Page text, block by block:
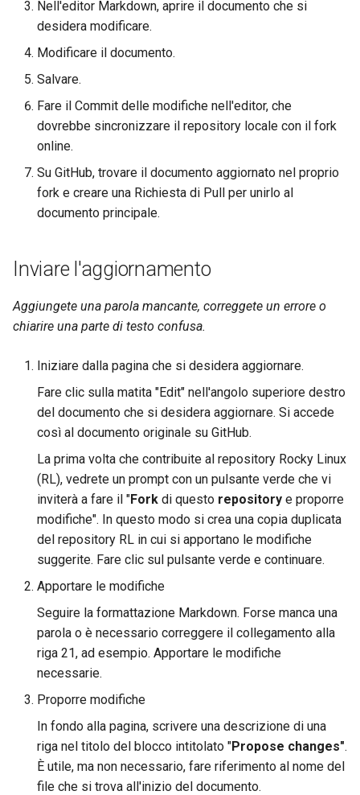
Nell'editor Markdown, aprire il documento che si
desidera modificare.
Modificare il documento.
Salvare.
Fare il Commit delle modifiche nell'editor, che
dovrebbe sincronizzare il repository locale con il fork
online.
Su GitHub, trovare il documento aggiornato nel proprio
fork e creare una Richiesta di Pull per unirlo al
documento principale.
Inviare l'aggiornamento
Aggiungete una parola mancante, correggete un errore o
chiarire una parte di testo confusa.
Iniziare dalla pagina che si desidera aggiornare.
Fare clic sulla matita "Edit" nell'angolo superiore destro
del documento che si desidera aggiornare. Si accede
così al documento originale su GitHub.
La prima volta che contribuite al repository Rocky Linux
(RL), vedrete un prompt con un pulsante verde che vi
inviterà a fare il "Fork di questo repository e proporre
modifiche". In questo modo si crea una copia duplicata
del repository RL in cui si apportano le modifiche
suggerite. Fare clic sul pulsante verde e continuare.
Apportare le modifiche
Seguire la formattazione Markdown. Forse manca una
parola o è necessario correggere il collegamento alla
riga 21, ad esempio. Apportare le modifiche
necessarie.
Proporre modifiche
In fondo alla pagina, scrivere una descrizione di una
riga nel titolo del blocco intitolato "Propose changes".
È utile, ma non necessario, fare riferimento al nome del
file che si trova all'inizio del documento.